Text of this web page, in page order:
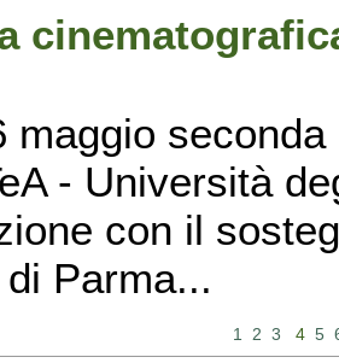
maggio
- Università
con il
Parma...
1 2 3 4 5